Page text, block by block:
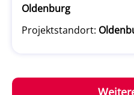
Oldenburg
Projektstandort: